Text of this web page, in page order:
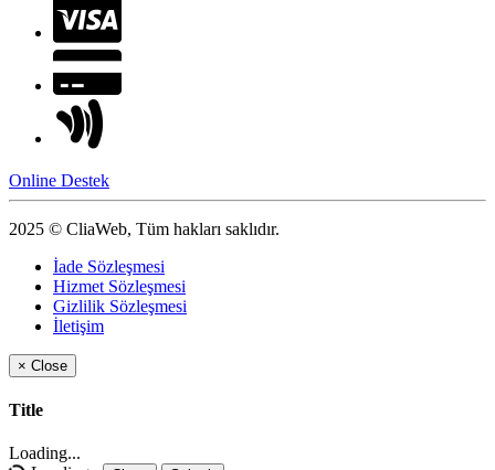
Online Destek
2025 © CliaWeb, Tüm hakları saklıdır.
İade Sözleşmesi
Hizmet Sözleşmesi
Gizlilik Sözleşmesi
İletişim
× Close
Title
Loading...